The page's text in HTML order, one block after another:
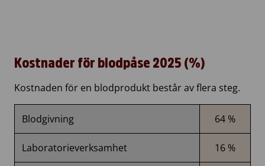
Kostnader för blodpåse 2025 (%)
Kostnaden för en blodprodukt består av flera steg.
Blodgivning 64 %
Laboratorieverksamhet 16 %